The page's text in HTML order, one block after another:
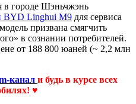
городе Шэньчжэнь
BYD Linghui M9 для сервиса
призвана смягчить
в сознании потребителей.
от 188 800 юаней (~ 2,2 млн
канал и будь в курсе всех
♥